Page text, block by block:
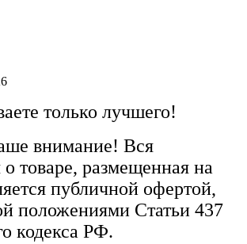
только лучшего!
внимание! Вся
товаре, размещенная на
публичной офертой,
положениями Статьи 437
кодекса РФ.